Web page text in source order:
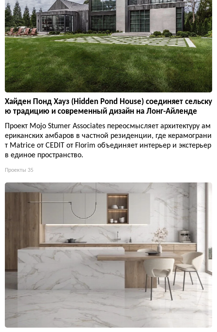
Хайден Понд Хауз (Hidden Pond House) соединяет сельску
ю традицию и современный дизайн на Лонг-Айленде
Проект Mojo Stumer Associates переосмысляет архитектуру ам
ериканских амбаров в частной резиденции, где керамограни
т Matrice от CEDIT от Florim объединяет интерьер и экстерьер
в единое пространство.
Проекты 35